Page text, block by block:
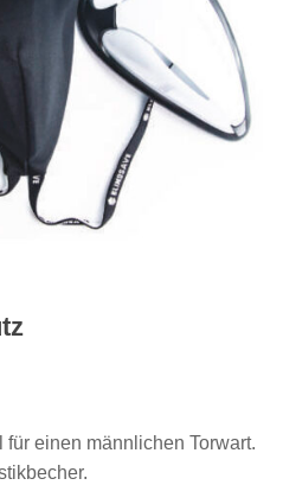
einen männlichen Torwart.